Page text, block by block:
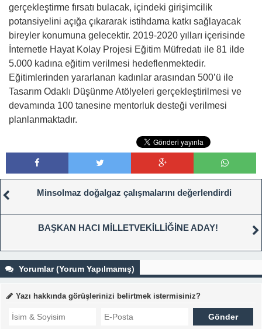
gerçekleştirme fırsatı bulacak, içindeki girişimcilik
potansiyelini açığa çıkararak istihdama katkı sağlayacak
bireyler konumuna gelecektir. 2019-2020 yılları içerisinde
İnternetle Hayat Kolay Projesi Eğitim Müfredatı ile 81 ilde
5.000 kadına eğitim verilmesi hedeflenmektedir.
Eğitimlerinden yararlanan kadınlar arasından 500’ü ile
Tasarım Odaklı Düşünme Atölyeleri gerçekleştirilmesi ve
devamında 100 tanesine mentorluk desteği verilmesi
planlanmaktadır.
Minsolmaz doğalgaz çalışmalarını değerlendirdi
BAŞKAN HACI MİLLETVEKİLLİĞİNE ADAY!
Yorumlar (Yorum Yapılmamış)
Yazı hakkında görüşlerinizi belirtmek istermisiniz?